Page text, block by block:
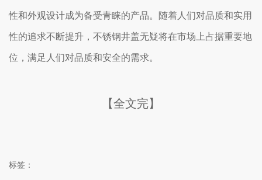
性和外观设计成为备受青睐的产品。随着人们对品质和实用
性的追求不断提升，不锈钢井盖无疑将在市场上占据重要地
位，满足人们对品质和安全的需求。
【全文完】
标签：